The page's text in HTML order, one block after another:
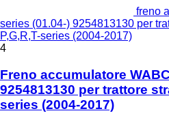
freno
series (01.04-) 9254813130 per
P,G,R,T-series (2004-2017)
4
Freno accumulatore
9254813130 per trattore
series (2004-2017)